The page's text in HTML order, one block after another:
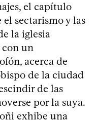
el capítulo
sectarismo y las
la iglesia
con un
acerca de
de la ciudad
de las
por la suya.
exhibe una